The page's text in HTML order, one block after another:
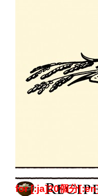
for [:ja]20個分